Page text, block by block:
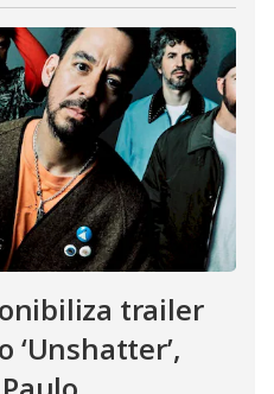
trailer